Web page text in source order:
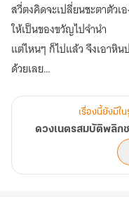
สวี่ตงคิดจะเปลี่ยนชะตาตัวเ
ให้เป็นของขวัญไปจำนำ
แต่ไหนๆ ก็ไปแล้ว จึงเอาหิ
ด้วยเลย
รีบก้มไปหยิบขึ้นมา
ชะตาของเขาก็เปลี่ยนไปห
อยู่ๆ เขาก็มองเห็นหมอกสีข
เรื่องนี้ยังมีใ
ดวงเนตรสมบัติพลิกช